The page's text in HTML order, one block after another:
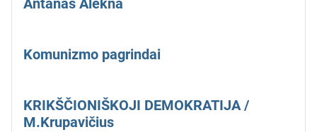
Antanas Alekna
Komunizmo pagrindai
KRIKŠČIONIŠKOJI DEMOKRATIJA /
M.Krupavičius